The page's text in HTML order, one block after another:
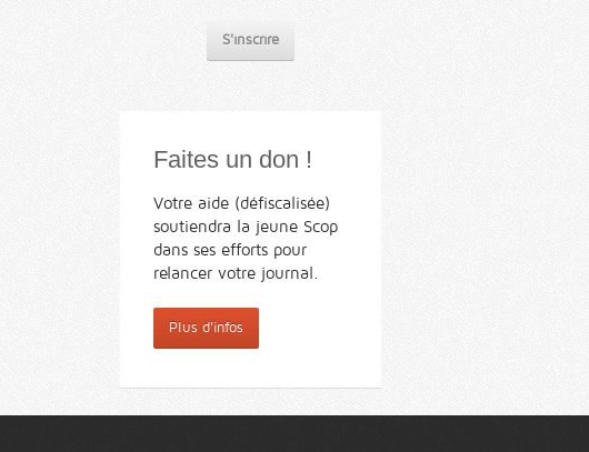
S'inscrire
Faites un don !
Votre aide (défiscalisée)
soutiendra la jeune Scop
dans ses efforts pour
relancer votre journal.
Plus d'infos